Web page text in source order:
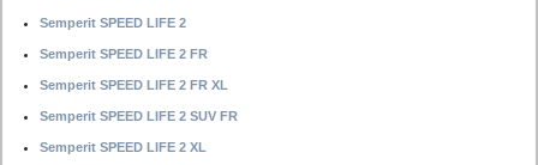
Semperit SPEED LIFE 2
Semperit SPEED LIFE 2 FR
Semperit SPEED LIFE 2 FR XL
Semperit SPEED LIFE 2 SUV FR
Semperit SPEED LIFE 2 XL